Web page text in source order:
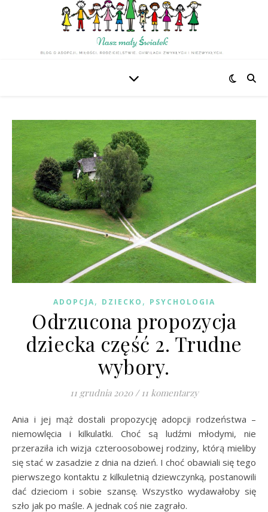
ADOPCJA, DZIECKO , PSYCHOLOGIA
Odrzucona propozycja
dziecka część 2. Trudne
wybory.
11 grudnia 2020 / 11 komentarzy
Ania i jej mąż dostali propozycję adopcji rodzeństwa –
niemowlęcia i kilkulatki. Choć są ludźmi młodymi, nie
przeraziła ich wizja czteroosobowej rodziny, którą mieliby
się stać w zasadzie z dnia na dzień. I choć obawiali się tego
pierwszego kontaktu z kilkuletnią dziewczynką, postanowili
dać dzieciom i sobie szansę. Wszystko wydawałoby się
szło jak po maśle. A jednak coś nie zagrało.